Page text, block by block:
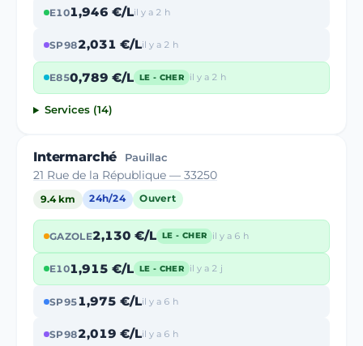
E101,946 €/Lil y a 2 h
SP982,031 €/Lil y a 2 h
E850,789 €/L LE - CHER il y a 2 h
Services (14)
Intermarché Pauillac
21 Rue de la République — 33250
9.4 km 24h/24 Ouvert
GAZOLE2,130 €/L LE - CHER il y a 6 h
E101,915 €/L LE - CHER il y a 2 j
SP951,975 €/Lil y a 6 h
SP982,019 €/Lil y a 6 h